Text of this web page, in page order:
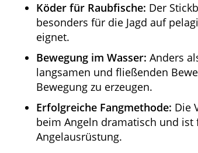
Köder für Raubfische: Der
besonders für die Jagd auf
eignet.
Bewegung im Wasser: Anders
langsamen und fließenden
Bewegung zu erzeugen.
Erfolgreiche Fangmethode: Die
beim Angeln dramatisch und
Angelausrüstung.